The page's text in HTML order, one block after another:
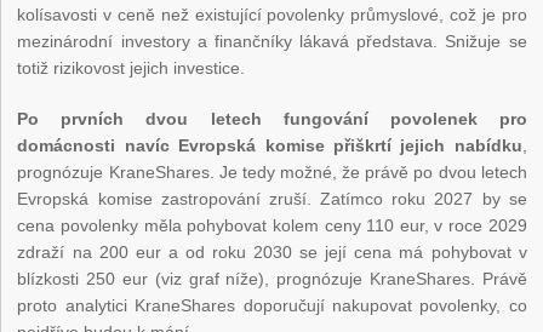
kolísavosti v ceně než existující povolenky průmyslové, což je pro
mezinárodní investory a finančníky lákavá představa. Snižuje se
totiž rizikovost jejich investice.
Po prvních dvou letech fungování povolenek pro
domácnosti navíc Evropská komise přiškrtí jejich nabídku,
prognózuje KraneShares. Je tedy možné, že právě po dvou letech
Evropská komise zastropování zruší. Zatímco roku 2027 by se
cena povolenky měla pohybovat kolem ceny 110 eur, v roce 2029
zdraží na 200 eur a od roku 2030 se její cena má pohybovat v
blízkosti 250 eur (viz graf níže), prognózuje KraneShares. Právě
proto analytici KraneShares doporučují nakupovat povolenky, co